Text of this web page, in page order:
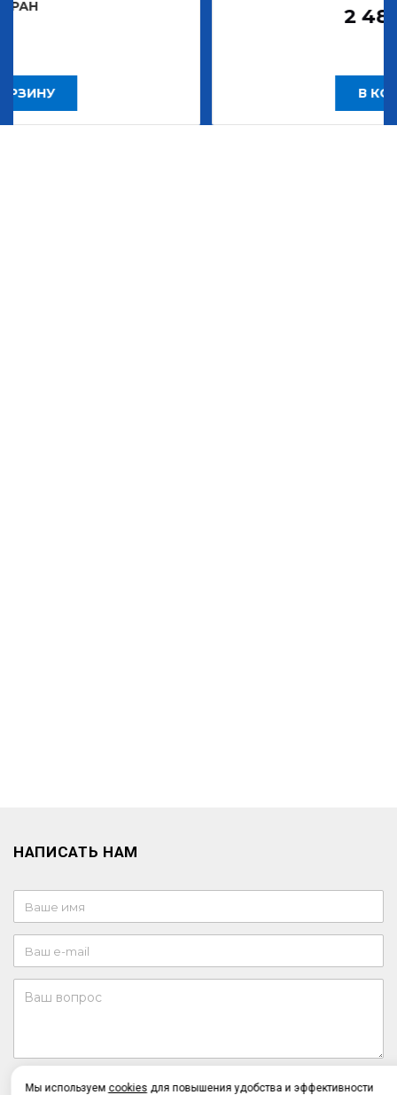
Р
НАПИСАТЬ НАМ
Отправляя форму, я соглашаюсь c
Мы используем cookies для повышения удобства и эффективности